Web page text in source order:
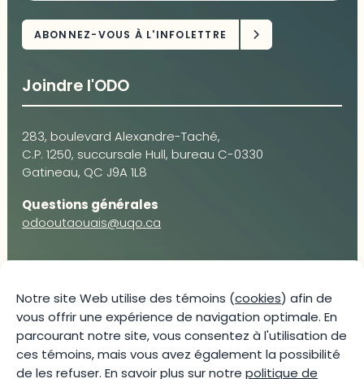
Notre site Web utilise des témoins (cookies) afin de
vous offrir une expérience de navigation optimale. En
parcourant notre site, vous consentez à l'utilisation de
ces témoins, mais vous avez également la possibilité
de les refuser. En savoir plus sur notre politique de
Joindre l'ODO
283, boulevard Alexandre-Taché,
C.P. 1250, succursale Hull, bureau C-0330
Gatineau, QC J9A 1L8
Questions générales
odooutaouais@uqo.ca
Contact média
Joani Vallespir
819-595-3900 | Poste 3222
joani.vallespir@uqo.ca